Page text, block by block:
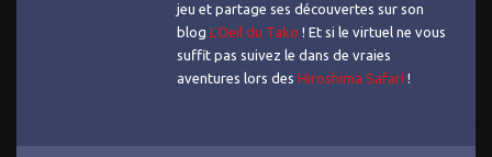
jeu et partage ses découvertes sur son
blog L'Oeil du Tako ! Et si le virtuel ne vous
suffit pas suivez le dans de vraies
aventures lors des Hiroshima Safari !